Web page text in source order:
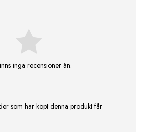
inga recensioner än.
som har köpt denna produkt får